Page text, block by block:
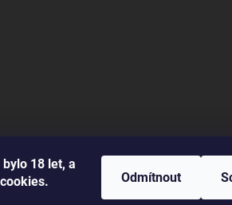
18 let, a
Odmítnout